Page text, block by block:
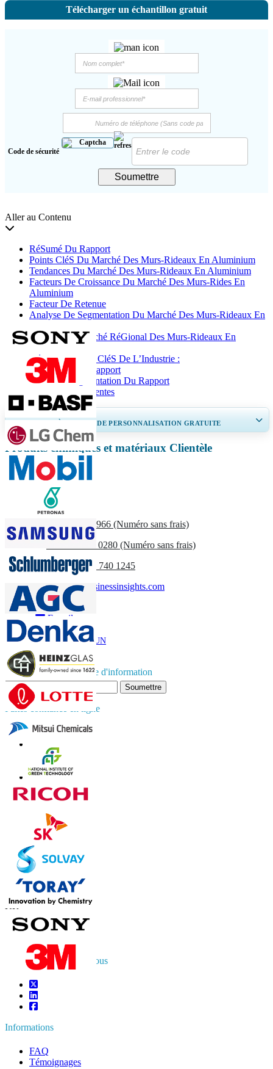
Télécharger un échantillon gratuit
Code de sécurité
Soumettre
Aller au Contenu
RéSumé Du Rapport
Points CléS Du Marché Des Murs-Rideaux En Aluminium
Tendances Du Marché Des Murs-Rideaux En Aluminium
Facteurs De Croissance Du Marché Des Murs-Rides En
Aluminium
Facteur De Retenue
Analyse De Segmentation Du Marché Des Murs-Rideaux En
Analyse Du Marché RéGional Des Murs-Rideaux En
Aluminium
DéVeloppements CléS De L’Industrie :
Couverture Du Rapport
PortéE Et Segmentation Du Rapport
Questions FréQuentes
DE PERSONNALISATION GRATUITE
Ampliar a cobertura regional e por país, Análise de segmentos, Perfis de
empresas, Benchmarking competitivo, e insights sobre o usuário final.
Produits chimiques et matériaux Clientèle
Contactez-nous
+1 833 909 2966 (Numéro sans frais)
+44 808 502 0280 (Numéro sans frais)
(APAC) +91 744 740 1245
sales@fortunebusinessinsights.com
Appel
E-mail
TÉLÉCHARGER UN
EXEMPLE
Abonnez-vous à la lettre d'information
Soumettre
Faites confiance en ligne
Contactez-nous
US+1 833 909 2966 ( Numéro sans frais )
UK
APAC+91 744 740 1245
Connectez-vous avec nous
Informations
FAQ
Témoignages